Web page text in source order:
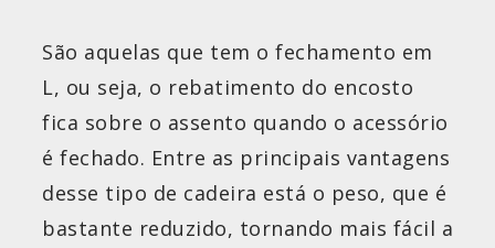
São aquelas que tem o fechamento em
L, ou seja, o rebatimento do encosto
fica sobre o assento quando o acessório
é fechado. Entre as principais vantagens
desse tipo de cadeira está o peso, que é
bastante reduzido, tornando mais fácil a